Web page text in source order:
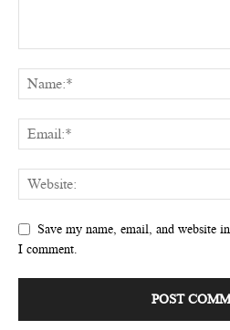
Save my name, email, and website
I comment.